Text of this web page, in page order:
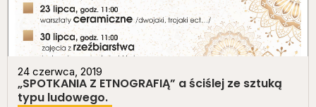
24 czerwca, 2019
„SPOTKANIA Z ETNOGRAFIĄ” a ściślej ze sztuką
typu ludowego.